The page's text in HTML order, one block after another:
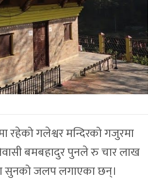
रहेको गलेश्वर मन्दिरको गजुरमा
बमबहादुर पुनले रु चार लाख
सुनको जलप लगाएका छन्।